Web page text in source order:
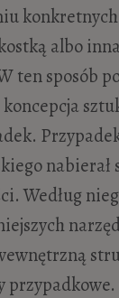
albo
ten sposób
nabierał
Według